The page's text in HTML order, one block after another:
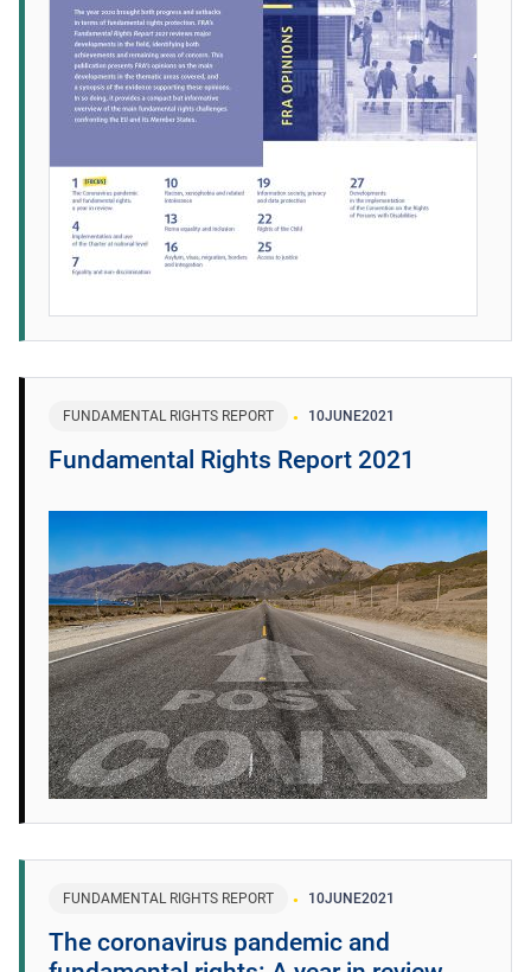
FUNDAMENTAL RIGHTS REPORT 10JUNE2021
Fundamental Rights Report 2021
FUNDAMENTAL RIGHTS REPORT 10JUNE2021
The coronavirus pandemic and